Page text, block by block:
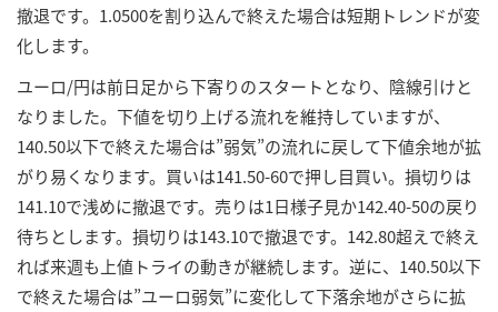
撤退です。1.0500を割り込んで終えた場合は短期トレンドが変
化します。
ユーロ/円は前日足から下寄りのスタートとなり、陰線引けと
なりました。下値を切り上げる流れを維持していますが、
140.50以下で終えた場合は”弱気”の流れに戻して下値余地が拡
がり易くなります。買いは141.50-60で押し目買い。損切りは
141.10で浅めに撤退です。売りは1日様子見か142.40-50の戻り
待ちとします。損切りは143.10で撤退です。142.80超えで終え
れば来週も上値トライの動きが継続します。逆に、140.50以下
で終えた場合は”ユーロ弱気”に変化して下落余地がさらに拡